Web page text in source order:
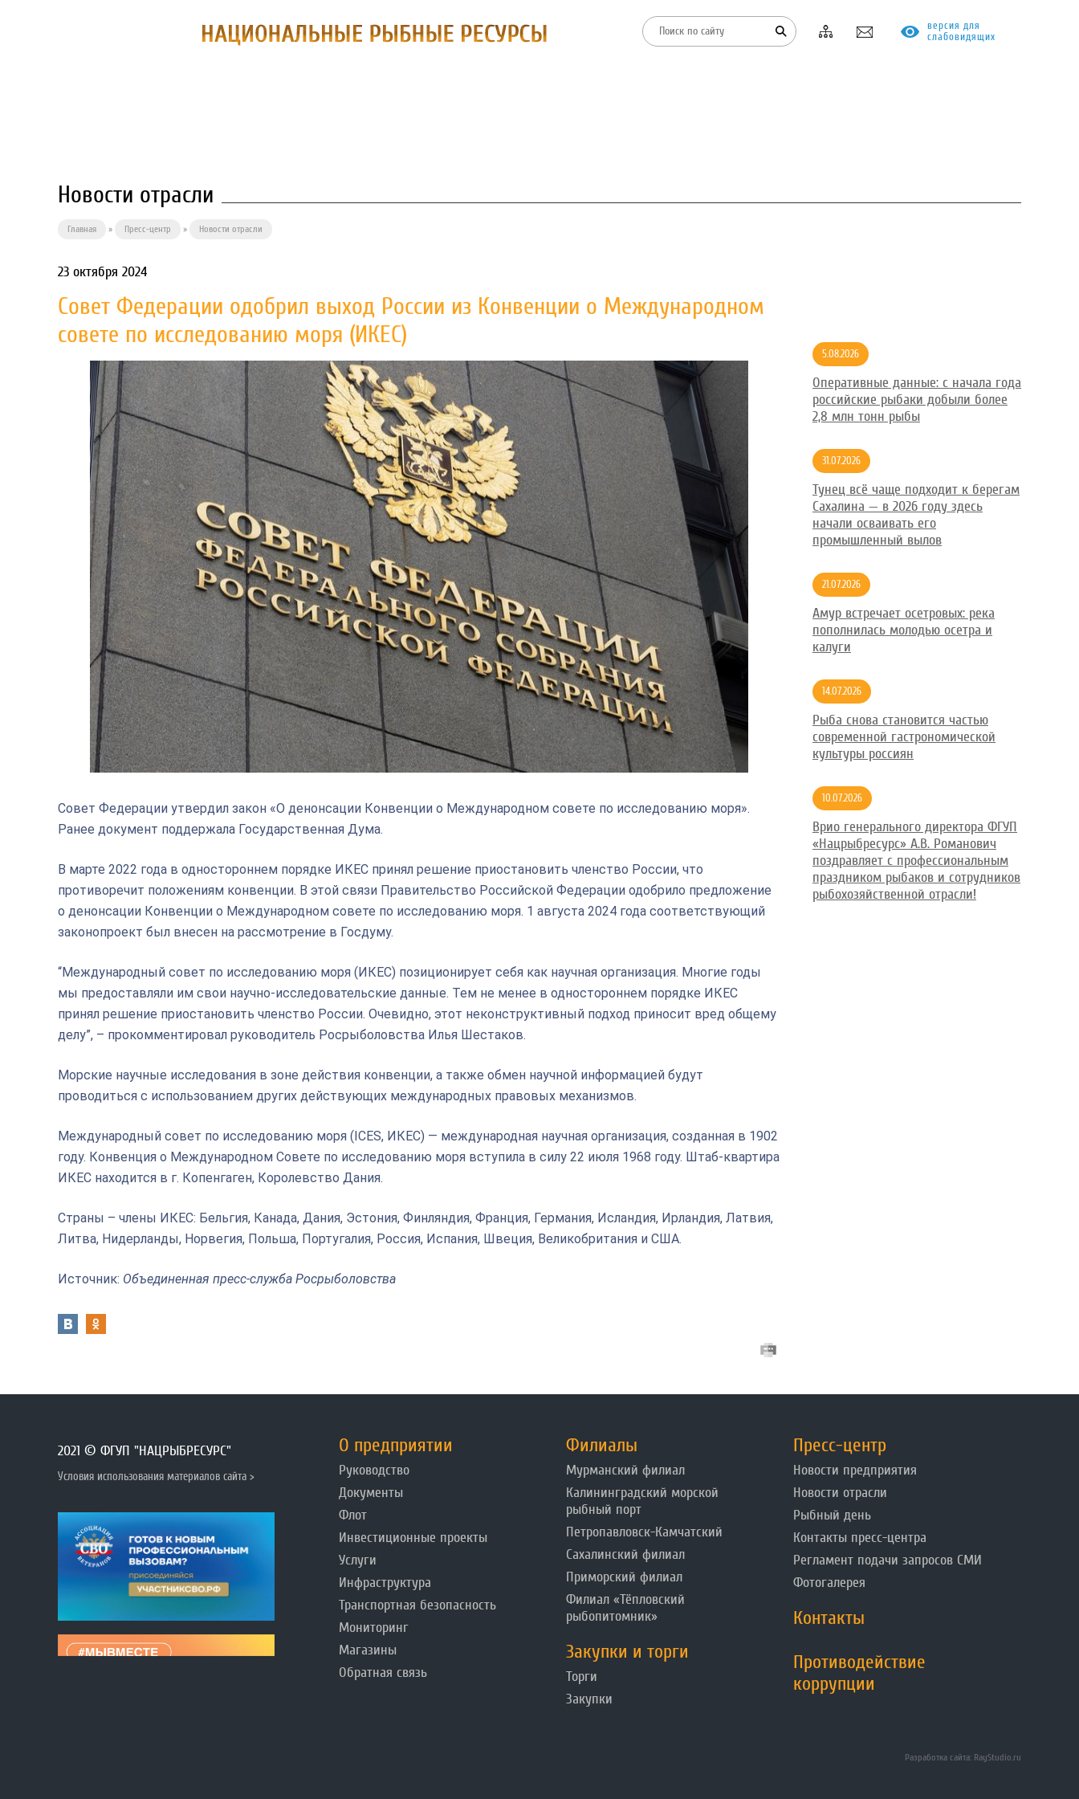
версия для
слабовидящих
Новости отрасли
Главная » Пресс-центр » Новости отрасли
23 октября 2024
Совет Федерации одобрил выход России из Конвенции о Международном
совете по исследованию моря (ИКЕС)
Совет Федерации утвердил закон «О денонсации Конвенции о Международном совете по исследованию моря».
Ранее документ поддержала Государственная Дума.
В марте 2022 года в одностороннем порядке ИКЕС принял решение приостановить членство России, что
противоречит положениям конвенции. В этой связи Правительство Российской Федерации одобрило предложение
о денонсации Конвенции о Международном совете по исследованию моря. 1 августа 2024 года соответствующий
законопроект был внесен на рассмотрение в Госдуму.
“Международный совет по исследованию моря (ИКЕС) позиционирует себя как научная организация. Многие годы
мы предоставляли им свои научно-исследовательские данные. Тем не менее в одностороннем порядке ИКЕС
принял решение приостановить членство России. Очевидно, этот неконструктивный подход приносит вред общему
делу”, – прокомментировал руководитель Росрыболовства Илья Шестаков.
Морские научные исследования в зоне действия конвенции, а также обмен научной информацией будут
проводиться с использованием других действующих международных правовых механизмов.
Международный совет по исследованию моря (ICES, ИКЕС) — международная научная организация, созданная в 1902
году. Конвенция о Международном Совете по исследованию моря вступила в силу 22 июля 1968 году. Штаб-квартира
ИКЕС находится в г. Копенгаген, Королевство Дания.
Страны – члены ИКЕС: Бельгия, Канада, Дания, Эстония, Финляндия, Франция, Германия, Исландия, Ирландия, Латвия,
Литва, Нидерланды, Норвегия, Польша, Португалия, Россия, Испания, Швеция, Великобритания и США.
Источник: Объединенная пресс-служба Росрыболовства
5.08.2026
Оперативные данные: с начала года
российские рыбаки добыли более
2,8 млн тонн рыбы
31.07.2026
Тунец всё чаще подходит к берегам
Сахалина — в 2026 году здесь
начали осваивать его
промышленный вылов
21.07.2026
Амур встречает осетровых: река
пополнилась молодью осетра и
калуги
14.07.2026
Рыба снова становится частью
современной гастрономической
культуры россиян
10.07.2026
Врио генерального директора ФГУП
«Нацрыбресурс» А.В. Романович
поздравляет с профессиональным
праздником рыбаков и сотрудников
рыбохозяйственной отрасли!
2021 © ФГУП "НАЦРЫБРЕСУРС"
Условия использования материалов сайта >
О предприятии
Руководство
Документы
Флот
Инвестиционные проекты
Услуги
Инфраструктура
Транспортная безопасность
Мониторинг
Магазины
Обратная связь
Филиалы
Мурманский филиал
Калининградский морской
рыбный порт
Петропавловск-Камчатский
Сахалинский филиал
Приморский филиал
Филиал «Тёпловский
рыбопитомник»
Закупки и торги
Торги
Закупки
Пресс-центр
Новости предприятия
Новости отрасли
Рыбный день
Контакты пресс-центра
Регламент подачи запросов СМИ
Фотогалерея
Контакты
Противодействие
коррупции
Разработка сайта: RayStudio.ru